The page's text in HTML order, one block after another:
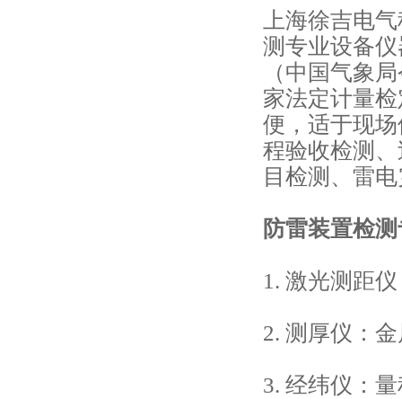
上海徐吉电
测专业设备
（中国气象
家法定计量
便，适于现
程验收检测
目检测、雷
防雷装置检
1. 激光测距
2. 测厚仪：
3. 经纬仪：